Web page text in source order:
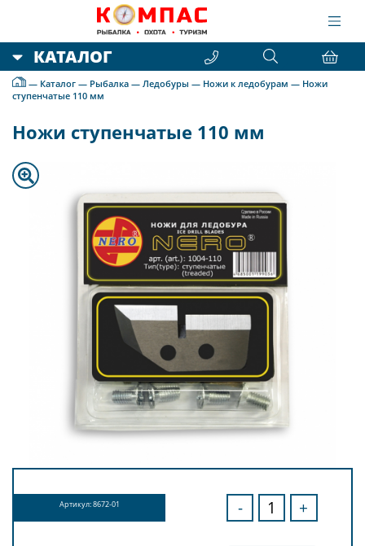
КАТАЛОГ
— Каталог — Рыбалка — Ледобуры — Ножи к ледобурам — Ножи
ступенчатые 110 мм
Ножи ступенчатые 110 мм
Артикул: 8672-01 - +